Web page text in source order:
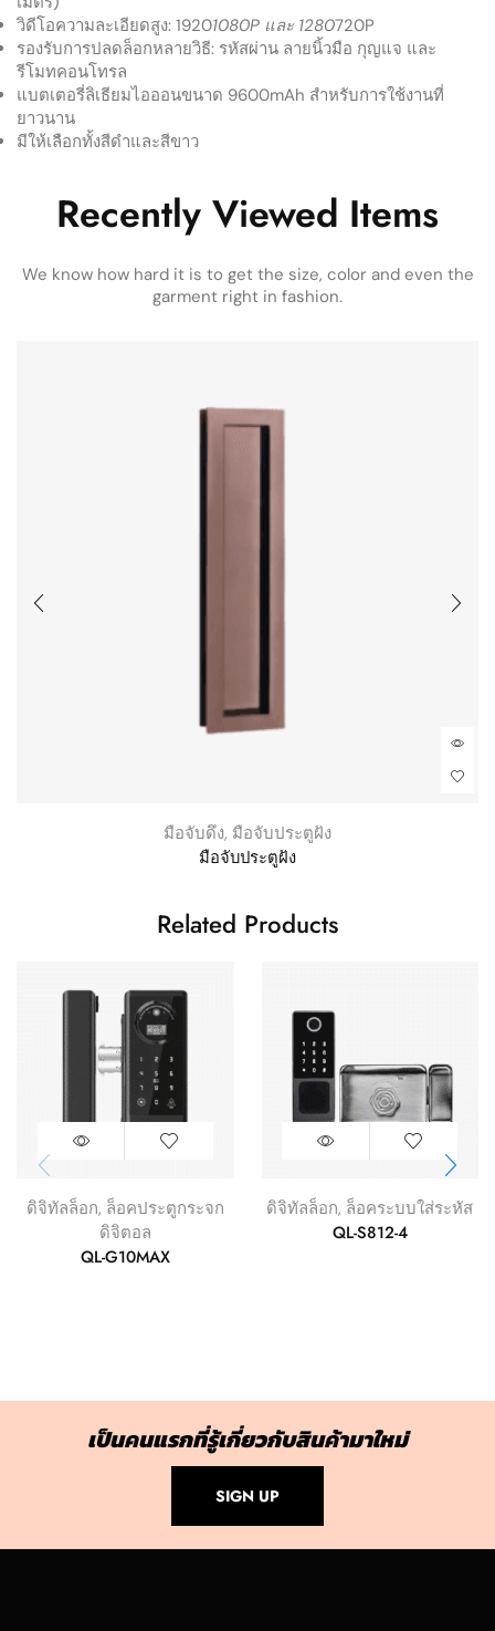
วิดีโอความละเอียดสูง: 19201080P และ 1280720P
รองรับการปลดล็อกหลายวิธี: รหัสผ่าน ลายนิ้วมือ กุญแจ และ
รีโมทคอนโทรล
แบตเตอรี่ลิเธียมไอออนขนาด 9600mAh สำหรับการใช้งานที่
ยาวนาน
มีให้เลือกทั้งสีดำและสีขาว
Recently Viewed Items
We know how hard it is to get the size, color and even the
garment right in fashion.
มือจับดึง, มือจับประตูฝัง
มือจับประตูฝัง
Related Products
ดิจิทัลล็อก, ล็อคประตูกระจก
ดิจิตอล
QL-G10MAX
ดิจิทัลล็อก, ล็อคระบบใส่ระหัส
QL-S812-4
เป็นคนแรกที่รู้เกี่ยวกับสินค้ามาใหม่
SIGN UP